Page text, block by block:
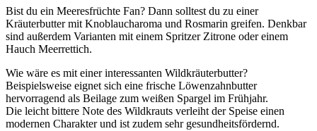
Bist du ein Meeresfrüchte Fan? Dann solltest du zu einer
Kräuterbutter mit Knoblaucharoma und Rosmarin greifen. Denkbar
sind außerdem Varianten mit einem Spritzer Zitrone oder einem
Hauch Meerrettich.
Wie wäre es mit einer interessanten Wildkräuterbutter?
Beispielsweise eignet sich eine frische Löwenzahnbutter
hervorragend als Beilage zum weißen Spargel im Frühjahr.
Die leicht bittere Note des Wildkrauts verleiht der Speise einen
modernen Charakter und ist zudem sehr gesundheitsfördernd.